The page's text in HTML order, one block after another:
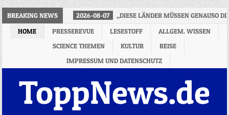
BREAKING NEWS 2026-08-07
„DIESE LÄNDER MÜSSEN GENAUSO
HOME
PRESSEREVUE LESESTOFF
ALLGEM. WISSEN
SCIENCE THEMEN
KULTUR
REISE
IMPRESSUM UND DATENSCHUTZ
ToppNews.de